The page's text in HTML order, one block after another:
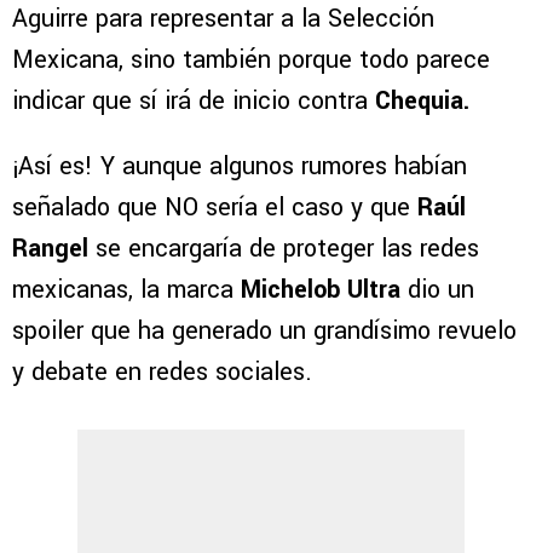
Aguirre para representar a la Selección
Mexicana, sino también porque todo parece
indicar que sí irá de inicio contra Chequia.
¡Así es! Y aunque algunos rumores habían
señalado que NO sería el caso y que Raúl
Rangel se encargaría de proteger las redes
mexicanas, la marca Michelob Ultra dio un
spoiler que ha generado un grandísimo revuelo
y debate en redes sociales.